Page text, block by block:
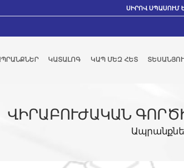
ՍԻՐՈՎ ՍՊԱՍՈՒՄ
ԿԱՏԱԼՈԳ ԿԱՊ ՄԵԶ ՀԵՏ
ՎԻՐԱԲՈՒԺԱԿԱՆ